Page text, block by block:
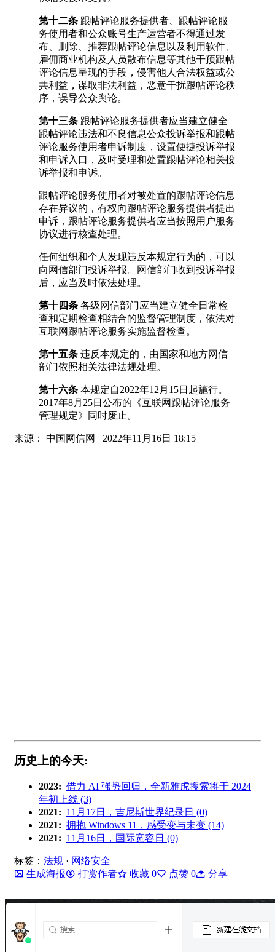
第十二条 跟帖评论服务提供者、跟帖评论服
务使用者和公众账号生产运营者不得通过发
布、删除、推荐跟帖评论信息以及利用软件、
雇佣商业机构及人员散布信息等其他干预跟帖
评论信息呈现的手段，侵害他人合法权益或公
共利益，谋取非法利益，恶意干扰跟帖评论秩
序，误导公众舆论。
第十三条 跟帖评论服务提供者应当建立健全
跟帖评论违法和不良信息公众投诉举报和跟帖
评论服务使用者申诉制度，设置便捷投诉举报
和申诉入口，及时受理和处置跟帖评论相关投
诉举报和申诉。
跟帖评论服务使用者对被处置的跟帖评论信息
存在异议的，有权向跟帖评论服务提供者提出
申诉，跟帖评论服务提供者应当按照用户服务
协议进行核查处理。
任何组织和个人发现违反本规定行为的，可以
向网信部门投诉举报。网信部门收到投诉举报
后，应当及时依法处理。
第十四条 各级网信部门应当建立健全日常检
查和定期检查相结合的监督管理制度，依法对
互联网跟帖评论服务实施监督检查。
第十五条 违反本规定的，由国家和地方网信
部门依照相关法律法规处理。
第十六条 本规定自2022年12月15日起施行。
2017年8月25日公布的《互联网跟帖评论服务
管理规定》同时废止。
来源： 中国网信网 2022年11月16日 18:15
历史上的今天:
2023: 借力 AI 强势回归，全新雅虎搜索将于 2024
年初上线 (3)
2021: 11月17日，吉尼斯世界纪录日 (0)
2021: 拥抱 Windows 11，感受变与未变 (14)
2021: 11月16日，国际宽容日 (0)
标签： 法规 · 网络安全
生成海报
打赏作者 收藏 0 点赞 0 分享